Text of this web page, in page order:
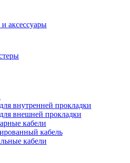
аксессуары
внутренней прокладки
внешней прокладки
кабели
кабель
кабели